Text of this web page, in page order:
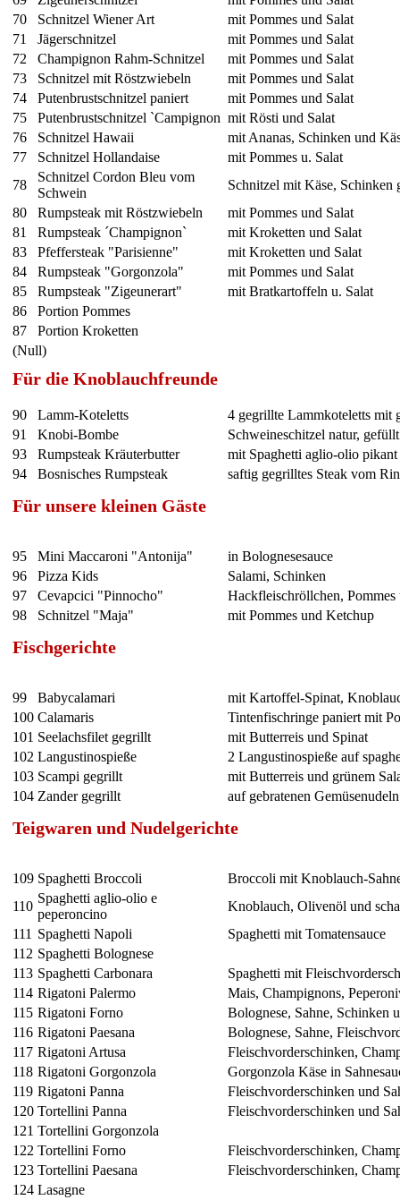
70
Schnitzel Wiener Art
mit Pommes und Salat
71
Jägerschnitzel
mit Pommes und Salat
72
Champignon Rahm-Schnitzel
mit Pommes und Salat
73
Schnitzel mit Röstzwiebeln
mit Pommes und Salat
74
Putenbrustschnitzel paniert
mit Pommes und Salat
75
Putenbrustschnitzel `Campignon mit Rösti und Salat
76
Schnitzel Hawaii
mit Ananas, Schinken und
77
Schnitzel Hollandaise
mit Pommes u. Salat
78
Schnitzel Cordon Bleu vom
Schwein
Schnitzel mit Käse,
80
Rumpsteak mit Röstzwiebeln
mit Pommes und Salat
81
Rumpsteak ´Champignon`
mit Kroketten und Salat
83
Pfeffersteak "Parisienne"
mit Kroketten und Salat
84
Rumpsteak "Gorgonzola"
mit Pommes und Salat
85
Rumpsteak "Zigeunerart"
mit Bratkartoffeln u. Salat
86
Portion Pommes
87
Portion Kroketten
(Null)
Für die Knoblauchfreunde
90 Lamm-Koteletts
4 gegrillte Lammkoteletts mit
91
Knobi-Bombe
Schweineschitzel natur,
93
Rumpsteak Kräuterbutter
mit Spaghetti aglio-olio pikant
94
Bosnisches Rumpsteak saftig gegrilltes Steak vom
Für unsere kleinen Gäste
95 Mini Maccaroni "Antonija"
in Bolognesesauce
96
Pizza Kids
Salami, Schinken
97
Cevapcici "Pinnocho"
Hackfleischröllchen,
98
Schnitzel "Maja" mit Pommes und Ketchup
Fischgerichte
99 Babycalamari
mit Kartoffel-Spinat,
100 Calamaris
Tintenfischringe paniert mit
101 Seelachsfilet gegrillt
mit Butterreis und Spinat
102 Langustinospieße
2 Langustinospieße auf
103 Scampi gegrillt
mit Butterreis und grünem
104 Zander gegrillt auf gebratenen Gemüsenudeln
Teigwaren und Nudelgerichte
109 Spaghetti Broccoli
Broccoli mit Knoblauch-
110
Spaghetti aglio-olio e
peperoncino
Knoblauch, Olivenöl und
111 Spaghetti Napoli
Spaghetti mit Tomatensauce
112 Spaghetti Bolognese
113 Spaghetti Carbonara
Spaghetti mit
114 Rigatoni Palermo
Mais, Champignons,
115 Rigatoni Forno
Bolognese, Sahne, Schinken
116 Rigatoni Paesana
Bolognese, Sahne,
117 Rigatoni Artusa
Fleischvorderschinken,
118 Rigatoni Gorgonzola
Gorgonzola Käse in
119 Rigatoni Panna
Fleischvorderschinken und
120 Tortellini Panna
Fleischvorderschinken und
121 Tortellini Gorgonzola
122 Tortellini Forno
Fleischvorderschinken,
123 Tortellini Paesana
Fleischvorderschinken,
124 Lasagne